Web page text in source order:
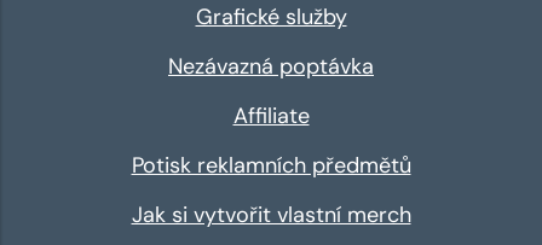
Grafické služby
Nezávazná poptávka
Affiliate
Potisk reklamních předmětů
Jak si vytvořit vlastní merch